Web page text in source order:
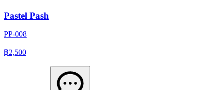
Pastel Pash
PP-008
฿2,500